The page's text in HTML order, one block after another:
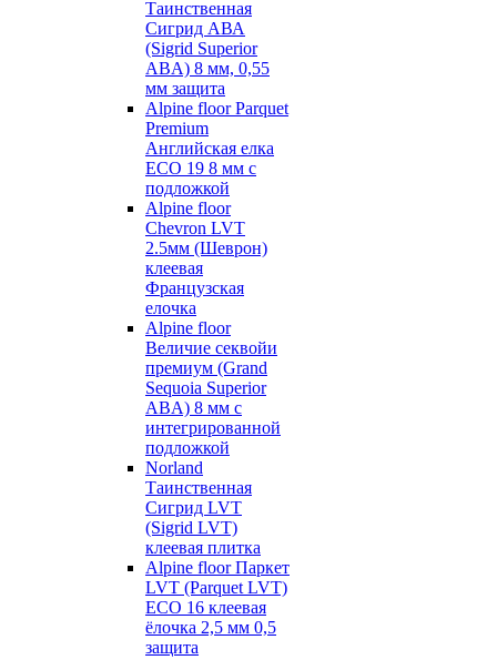
Таинственная
Сигрид АВА
(Sigrid Superior
ABA) 8 мм, 0,55
мм защита
Alpine floor Parquet
Premium
Английская елка
ECO 19 8 мм с
подложкой
Alpine floor
Chevron LVT
2.5мм (Шеврон)
клеевая
Французская
елочка
Alpine floor
Величие секвойи
премиум (Grand
Sequoia Superior
ABA) 8 мм с
интегрированной
подложкой
Norland
Таинственная
Сигрид LVT
(Sigrid LVT)
клеевая плитка
Alpine floor Паркет
LVT (Parquet LVT)
ECO 16 клеевая
ёлочка 2,5 мм 0,5
защита